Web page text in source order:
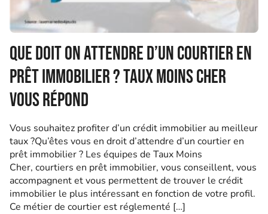
Que doit on attendre d’un courtier en
prêt immobilier ? Taux Moins Cher
vous répond
Vous souhaitez profiter d’un crédit immobilier au meilleur
taux ?Qu’êtes vous en droit d’attendre d’un courtier en
prêt immobilier ? Les équipes de Taux Moins
Cher, courtiers en prêt immobilier, vous conseillent, vous
accompagnent et vous permettent de trouver le crédit
immobilier le plus intéressant en fonction de votre profil.
Ce métier de courtier est réglementé […]